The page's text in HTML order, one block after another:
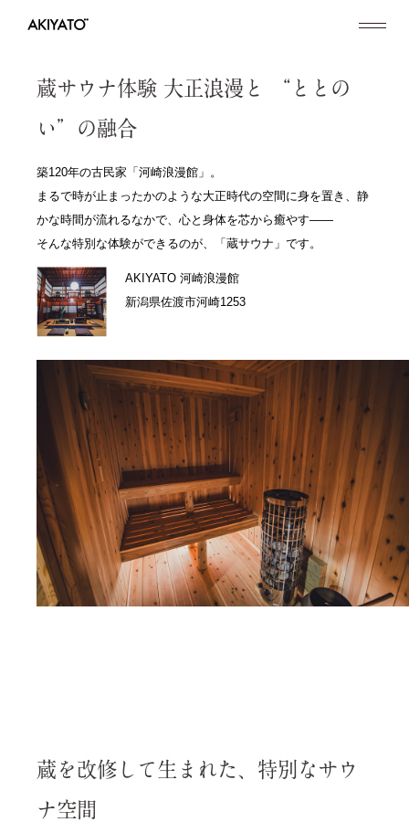
蔵サウナ体験 大正浪漫と
“ととの
い”の融合
築120年の古民家「河崎浪漫館」。
まるで時が止まったかのような大正時代の空間に身を置き、静
かな時間が流れるなかで、心と身体を芯から癒やす——
そんな特別な体験ができるのが、「蔵サウナ」です。
AKIYATO 河崎浪漫館
新潟県佐渡市河崎1253
蔵を改修して生まれた、特別なサウ
ナ空間